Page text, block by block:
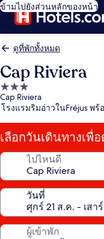
ข้ามไปยังส่วนหลักของหน้า
ดูที่พักทั้งหมด
Cap Riviera
ที่พัก
3.0
Cap Riviera
โรงแรมริมอ่าวในFréjus พ
เลือกวันเดินทางเพื่
ไปไหนดี
วันที่
ผู้เข้าพัก